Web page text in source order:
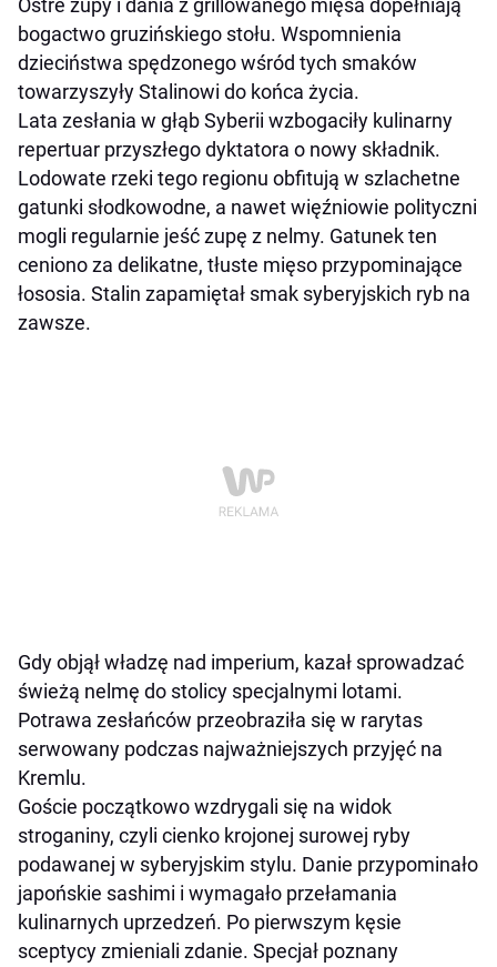
Ostre zupy i dania z grillowanego mięsa dopełniają
bogactwo gruzińskiego stołu. Wspomnienia
dzieciństwa spędzonego wśród tych smaków
towarzyszyły Stalinowi do końca życia.
Lata zesłania w głąb Syberii wzbogaciły kulinarny
repertuar przyszłego dyktatora o nowy składnik.
Lodowate rzeki tego regionu obfitują w szlachetne
gatunki słodkowodne, a nawet więźniowie polityczni
mogli regularnie jeść zupę z nelmy. Gatunek ten
ceniono za delikatne, tłuste mięso przypominające
łososia. Stalin zapamiętał smak syberyjskich ryb na
zawsze.
Gdy objął władzę nad imperium, kazał sprowadzać
świeżą nelmę do stolicy specjalnymi lotami.
Potrawa zesłańców przeobraziła się w rarytas
serwowany podczas najważniejszych przyjęć na
Kremlu.
Goście początkowo wzdrygali się na widok
stroganiny, czyli cienko krojonej surowej ryby
podawanej w syberyjskim stylu. Danie przypominało
japońskie sashimi i wymagało przełamania
kulinarnych uprzedzeń. Po pierwszym kęsie
sceptycy zmieniali zdanie. Specjał poznany